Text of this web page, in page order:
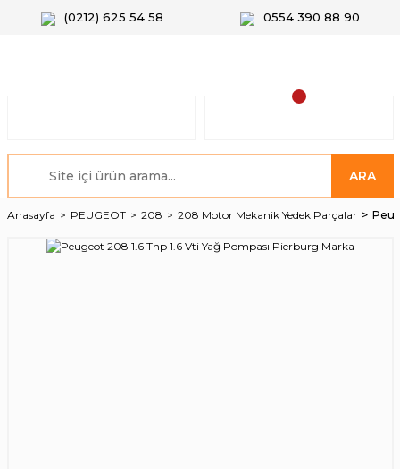
(0212) 625 54 58 0554 390 88 90
ARA
Anasayfa PEUGEOT 208 208 Motor Mekanik Yedek Parçalar